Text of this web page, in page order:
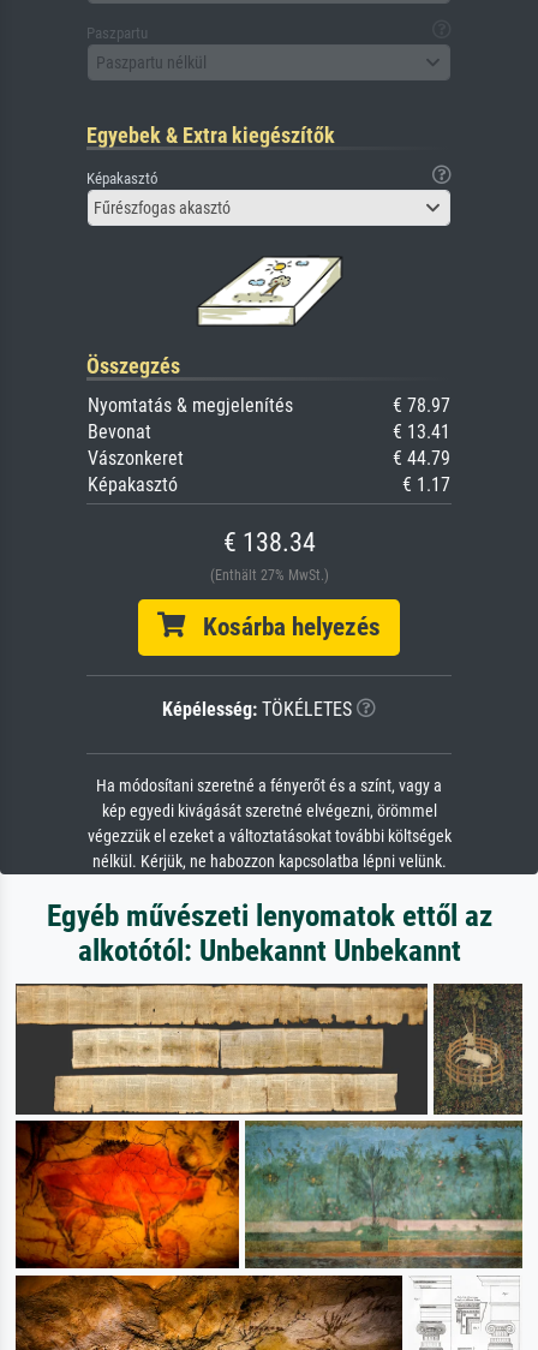
Paszpartu
Paszpartu nélkül
Egyebek & Extra kiegészítők
Képakasztó
Fűrészfogas akasztó
Összegzés
Nyomtatás & megjelenítés
€ 78.97
Bevonat
€ 13.41
Vászonkeret
€ 44.79
Képakasztó
€ 1.17
€ 138.34
(Enthält 27% MwSt.)
Kosárba helyezés
Képélesség: TÖKÉLETES
Ha módosítani szeretné a fényerőt és a színt, vagy a
kép egyedi kivágását szeretné elvégezni, örömmel
végezzük el ezeket a változtatásokat további költségek
nélkül. Kérjük, ne habozzon kapcsolatba lépni velünk.
Egyéb művészeti lenyomatok ettől az
alkotótól: Unbekannt Unbekannt